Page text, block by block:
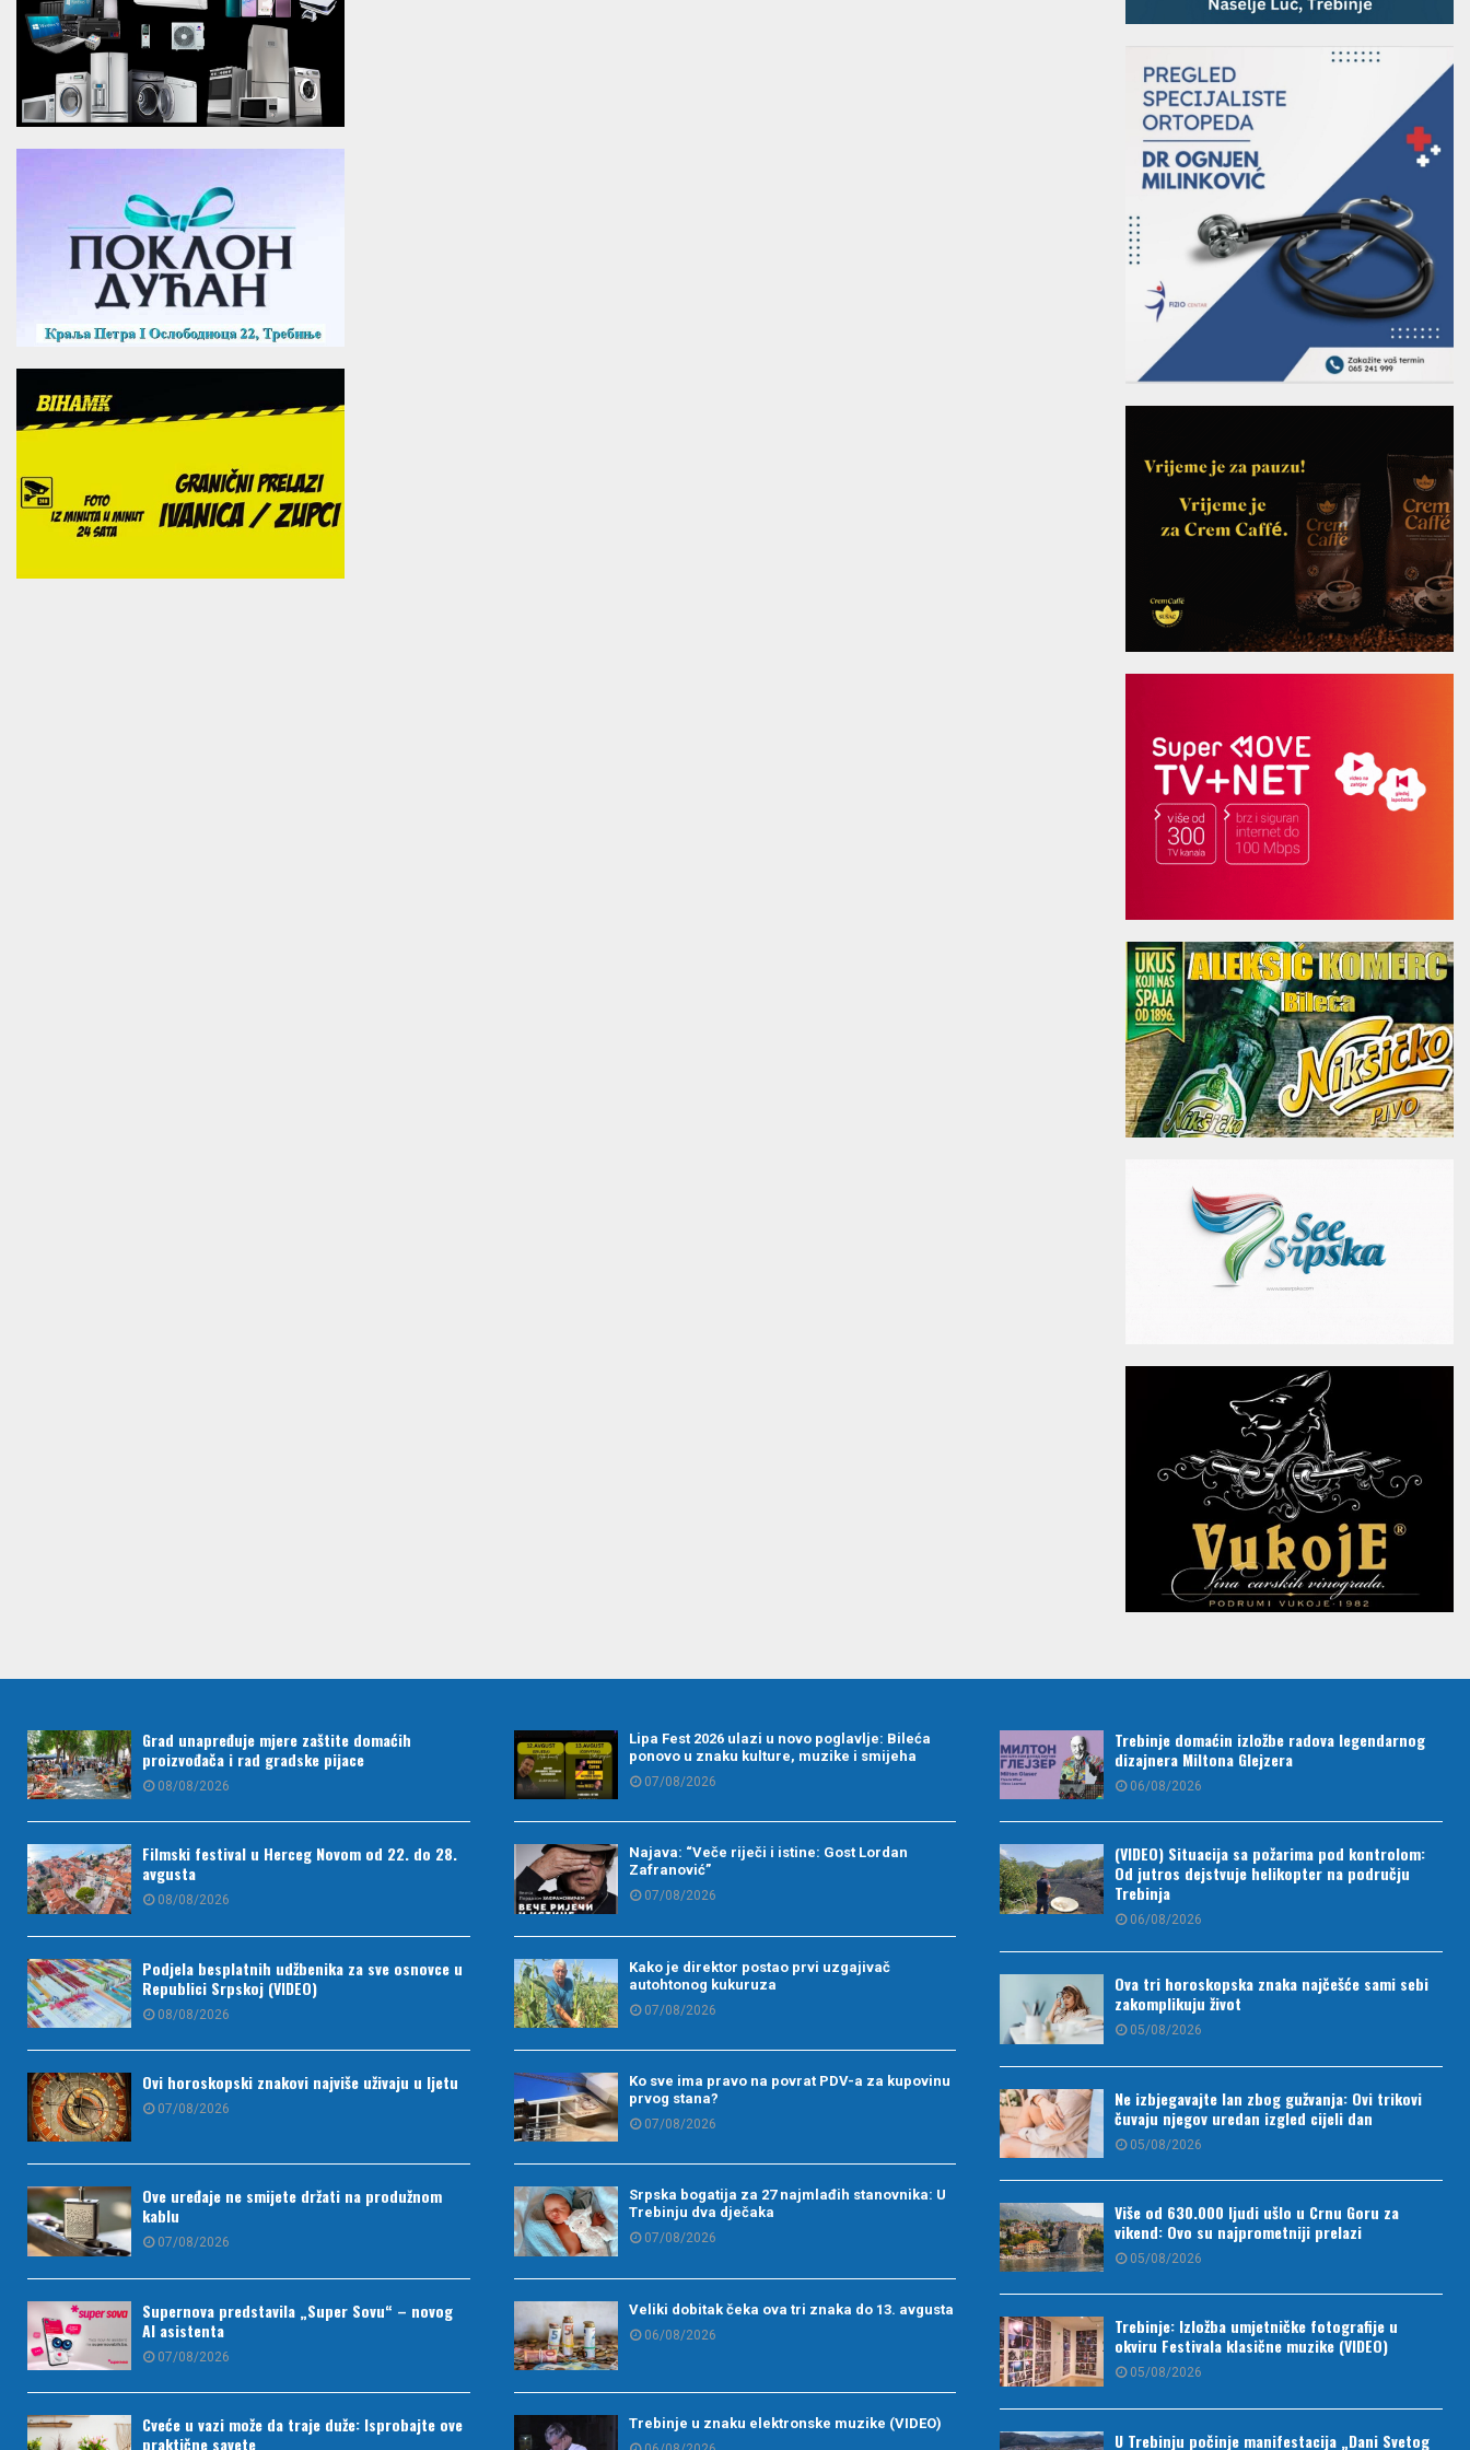
Grad unapređuje mjere zaštite domaćih
proizvođača i rad gradske pijace
08/08/2026
Filmski festival u Herceg Novom od 22. do 28.
avgusta
08/08/2026
Podjela besplatnih udžbenika za sve osnovce u
Republici Srpskoj (VIDEO)
08/08/2026
Ovi horoskopski znakovi najviše uživaju u ljetu
07/08/2026
Ove uređaje ne smijete držati na produžnom
kablu
07/08/2026
Supernova predstavila „Super Sovu“ – novog
AI asistenta
07/08/2026
Cveće u vazi može da traje duže: Isprobajte ove
praktične savete
Lipa Fest 2026 ulazi u novo poglavlje: Bileća
ponovo u znaku kulture, muzike i smijeha
07/08/2026
Najava: “Veče riječi i istine: Gost Lordan
Zafranović”
07/08/2026
Kako je direktor postao prvi uzgajivač
autohtonog kukuruza
07/08/2026
Ko sve ima pravo na povrat PDV-a za kupovinu
prvog stana?
07/08/2026
Srpska bogatija za 27 najmlađih stanovnika: U
Trebinju dva dječaka
07/08/2026
Veliki dobitak čeka ova tri znaka do 13. avgusta
06/08/2026
Trebinje u znaku elektronske muzike (VIDEO)
Trebinje domaćin izložbe radova legendarnog
dizajnera Miltona Glejzera
06/08/2026
(VIDEO) Situacija sa požarima pod kontrolom:
Od jutros dejstvuje helikopter na području
Trebinja
06/08/2026
Ova tri horoskopska znaka najčešće sami sebi
zakomplikuju život
05/08/2026
Ne izbjegavajte lan zbog gužvanja: Ovi trikovi
čuvaju njegov uredan izgled cijeli dan
05/08/2026
Više od 630.000 ljudi ušlo u Crnu Goru za
vikend: Ovo su najprometniji prelazi
05/08/2026
Trebinje: Izložba umjetničke fotografije u
okviru Festivala klasične muzike (VIDEO)
05/08/2026
U Trebinju počinje manifestacija „Dani Svetog